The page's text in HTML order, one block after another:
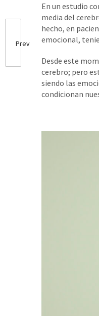
Prev
En un estudio
media del
hecho, en
emocional,
Desde este
cerebro; pero
siendo las
condicionan